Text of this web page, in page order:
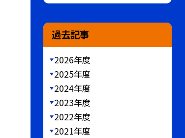
過去記事
2026年度
2025年度
2024年度
2023年度
2022年度
2021年度